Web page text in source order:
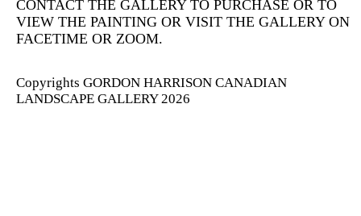
CONTACT THE GALLERY TO PURCHASE OR TO
VIEW THE PAINTING OR VISIT THE GALLERY ON
FACETIME OR ZOOM.
Copyrights GORDON HARRISON CANADIAN
LANDSCAPE GALLERY 2026